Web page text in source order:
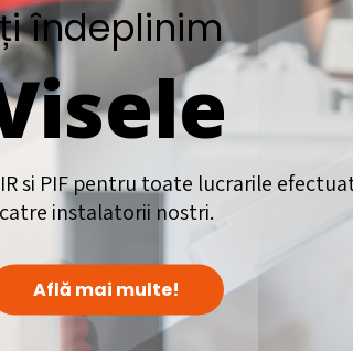
îndeplinim
si PIF pentru toate lucrarile
catre instalatorii nostri.
Află mai multe!